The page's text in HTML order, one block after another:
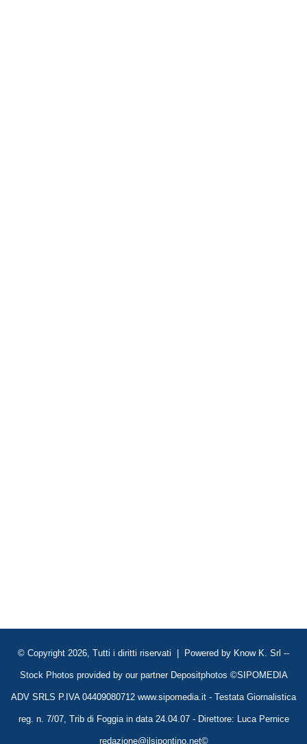
© Copyright 2026, Tutti i diritti riservati | Powered by Know K. Srl --
Stock Photos provided by our partner Depositphotos ©SIPOMEDIA
ADV SRLS P.IVA 04409080712 www.sipomedia.it - Testata Giornalistica
reg. n. 7/07, Trib di Foggia in data 24.04.07 - Direttore: Luca Pernice
redazione@ilsipontino.net©